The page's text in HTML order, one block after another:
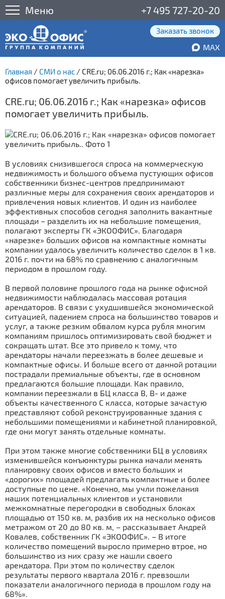
Меню +7 495 727-20-20
Заказать звонок
MAX
Главная / СМИ о нас / СRE.ru; 06.06.2016 г.; Как «нарезка»
офисов помогает увеличить прибыль.
СRE.ru; 06.06.2016 г.; Как «нарезка» офисов
помогает увеличить прибыль.
В условиях снизившегося спроса на коммерческую
недвижимость и большого объема пустующих офисов
собственники бизнес-центров предпринимают
различные меры для сохранения своих арендаторов и
привлечения новых клиентов. И один из наиболее
эффективных способов сегодня заполнить вакантные
площади – разделить их на небольшие помещения,
полагают эксперты ГК «ЭКООФИС». Благодаря
«нарезке» больших офисов на компактные комнаты
компании удалось увеличить количество сделок в 1 кв.
2016 г. почти на 68% по сравнению с аналогичным
периодом в прошлом году.
В первой половине прошлого года на рынке офисной
недвижимости наблюдалась массовая ротация
арендаторов. В связи с ухудшившейся экономической
ситуацией, падением спроса на большинство товаров и
услуг, а также резким обвалом курса рубля многим
компаниям пришлось оптимизировать свой бюджет и
сокращать штат. Все это привело к тому, что
арендаторы начали переезжать в более дешевые и
компактные офисы. И больше всего от данной ротации
пострадали премиальные объекты, где в основном
предлагаются большие площади. Как правило,
компании переезжали в БЦ класса В, В- и даже
объекты качественного С класса, которые зачастую
представляют собой реконструированные здания с
небольшими помещениями и кабинетной планировкой,
где они могут занять отдельные комнаты.
При этом также многие собственники БЦ в условиях
изменившейся конъюнктуры рынка начали менять
планировку своих офисов и вместо больших и
«дорогих» площадей предлагать компактные и более
доступные по цене. «Конечно, мы учли пожелания
наших потенциальных клиентов и установили
межкомнатные перегородки в свободных блоках
площадью от 150 кв. м, разбив их на несколько офисов
метражом от 20 до 80 кв. м, – рассказывает Андрей
Ковалев, собственник ГК «ЭКООФИС». – В итоге
количество помещений выросло примерно втрое, но
большинство из них сразу же нашли своего
арендатора. При этом по количеству сделок
результаты первого квартала 2016 г. превзошли
показатели аналогичного периода в прошлом году на
68%».